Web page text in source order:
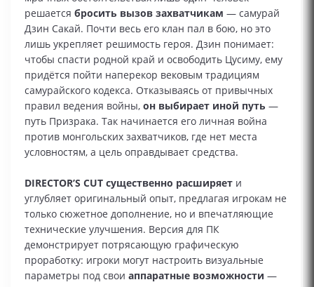
решается бросить вызов захватчикам — самурай
Дзин Сакай. Почти весь его клан пал в бою, но это
лишь укрепляет решимость героя. Дзин понимает:
чтобы спасти родной край и освободить Цусиму, ему
придётся пойти наперекор вековым традициям
самурайского кодекса. Отказываясь от привычных
правил ведения войны, он выбирает иной путь —
путь Призрака. Так начинается его личная война
против монгольских захватчиков, где нет места
условностям, а цель оправдывает средства.
DIRECTOR’S CUT существенно расширяет и
углубляет оригинальный опыт, предлагая игрокам не
только сюжетное дополнение, но и впечатляющие
технические улучшения. Версия для ПК
демонстрирует потрясающую графическую
проработку: игроки могут настроить визуальные
параметры под свои аппаратные возможности —